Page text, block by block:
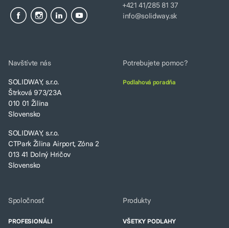
+421 41/285 81 37
info@solidway.sk
Navštívte nás
SOLIDWAY, s.r.o.
Štrková 973/23A
010 01 Žilina
Slovensko
SOLIDWAY, s.r.o.
CTPark Žilina Airport, Zóna 2
013 41 Dolný Hričov
Slovensko
Potrebujete pomoc?
Podlahová poradňa
Spoločnosť
PROFESIONÁLI
Produkty
VŠETKY PODLAHY